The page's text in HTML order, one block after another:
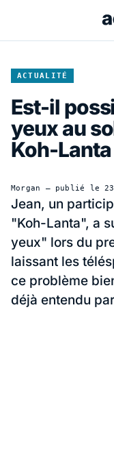
ACTUALITÉ
Est-il
yeux au
Koh-Lanta
Morgan — publié le
Jean, un
"Koh-Lanta", a
yeux" lors du
laissant les
ce problème
déjà entendu